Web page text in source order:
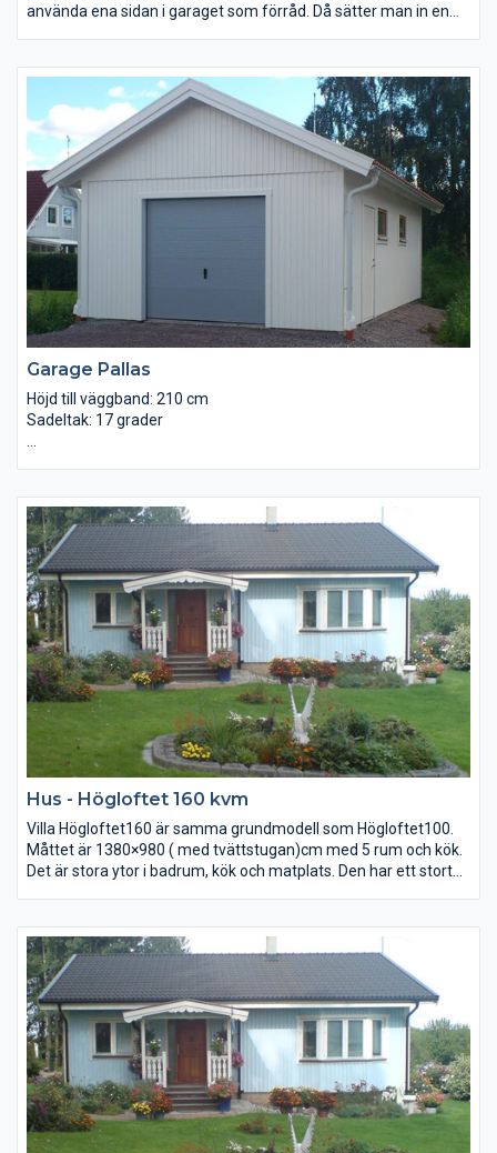
använda ena sidan i garaget som förråd. Då sätter man in en
däckförvaring.
Detta dubbelgarage säljs i byggsats för egen montering och går
att ställa på såväl plintar som på en gjuten platta. Anledningen
till att det inte ingår portar i priset är att det finns många olika
sorters portar att välja på till våra garage. Den billigaste och
enklaste sorten till dessa garage är en slagport. Porthålet är för
övrigt anpassat efter standardmått.
Garage Pallas
Höjd till väggband: 210 cm
Sadeltak: 17 grader
Takstolar: Fribärande
Tak: Råspont 22×95 lösvirke samt underlagspapp
Hus - Högloftet 160 kvm
Villa Högloftet160 är samma grundmodell som Högloftet100.
Måttet är 1380×980 ( med tvättstugan)cm med 5 rum och kök.
Det är stora ytor i badrum, kök och matplats. Den har ett stort